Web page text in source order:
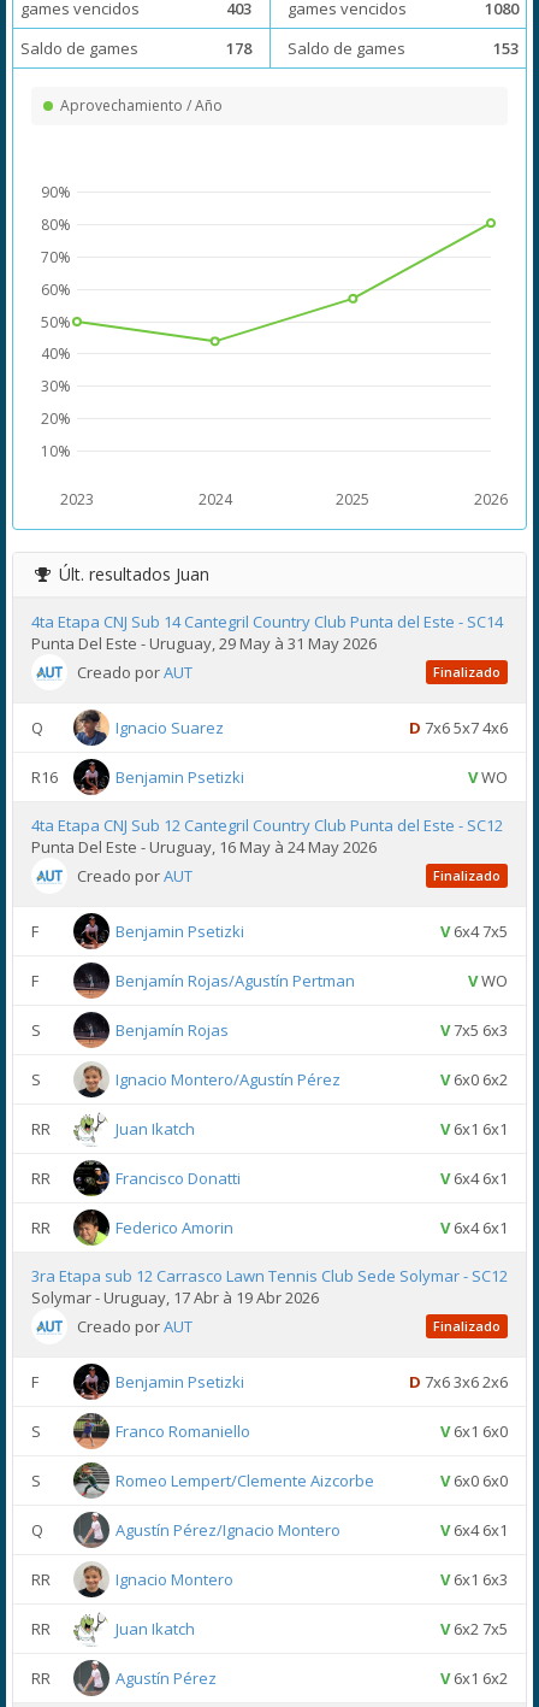
games vencidos
403
Saldo de games
178
games vencidos
1080
Saldo de games
153
Aprovechamiento / Año
2023 2024 2025 2026
10%
20%
30%
40%
50%
60%
70%
80%
90%
Últ. resultados Juan
4ta Etapa CNJ Sub 14 Cantegril Country Club Punta del Este - SC14
Punta Del Este - Uruguay, 29 May à 31 May 2026
Creado porAUT Finalizado
Q Ignacio Suarez D 7x6 5x7 4x6
R16 Benjamin Psetizki VWO
4ta Etapa CNJ Sub 12 Cantegril Country Club Punta del Este - SC12
Punta Del Este - Uruguay, 16 May à 24 May 2026
Creado porAUT Finalizado
F Benjamin Psetizki V6x4 7x5
F Benjamín Rojas/Agustín Pertman VWO
S Benjamín Rojas V7x5 6x3
S Ignacio Montero/Agustín Pérez V6x0 6x2
RR Juan Ikatch V6x1 6x1
RR Francisco Donatti V6x4 6x1
RR Federico Amorin V6x4 6x1
3ra Etapa sub 12 Carrasco Lawn Tennis Club Sede Solymar - SC12
Solymar - Uruguay, 17 Abr à 19 Abr 2026
Creado porAUT Finalizado
F Benjamin Psetizki D 7x6 3x6 2x6
S Franco Romaniello V6x1 6x0
S Romeo Lempert/Clemente Aizcorbe V6x0 6x0
Q Agustín Pérez/Ignacio Montero V6x4 6x1
RR Ignacio Montero V6x1 6x3
RR Juan Ikatch V6x2 7x5
RR Agustín Pérez V6x1 6x2